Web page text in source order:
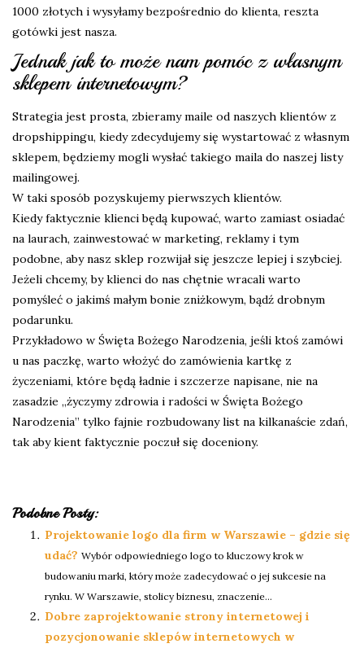
1000 złotych i wysyłamy bezpośrednio do klienta, reszta
gotówki jest nasza.
Jednak jak to może nam pomóc z własnym
sklepem internetowym?
Strategia jest prosta, zbieramy maile od naszych klientów z
dropshippingu, kiedy zdecydujemy się wystartować z własnym
sklepem, będziemy mogli wysłać takiego maila do naszej listy
mailingowej.
W taki sposób pozyskujemy pierwszych klientów.
Kiedy faktycznie klienci będą kupować, warto zamiast osiadać
na laurach, zainwestować w marketing, reklamy i tym
podobne, aby nasz sklep rozwijał się jeszcze lepiej i szybciej.
Jeżeli chcemy, by klienci do nas chętnie wracali warto
pomyśleć o jakimś małym bonie zniżkowym, bądź drobnym
podarunku.
Przykładowo w Święta Bożego Narodzenia, jeśli ktoś zamówi
u nas paczkę, warto włożyć do zamówienia kartkę z
życzeniami, które będą ładnie i szczerze napisane, nie na
zasadzie „życzymy zdrowia i radości w Święta Bożego
Narodzenia” tylko fajnie rozbudowany list na kilkanaście zdań,
tak aby kient faktycznie poczuł się doceniony.
Podobne Posty:
Projektowanie logo dla firm w Warszawie – gdzie się
udać? Wybór odpowiedniego logo to kluczowy krok w
budowaniu marki, który może zadecydować o jej sukcesie na
rynku. W Warszawie, stolicy biznesu, znaczenie...
Dobre zaprojektowanie strony internetowej i
pozycjonowanie sklepów internetowych w